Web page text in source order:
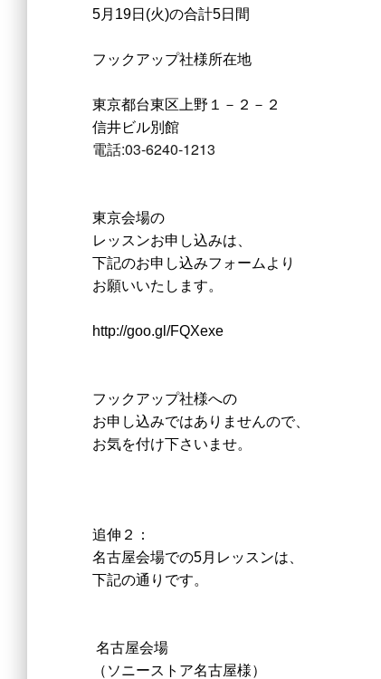
5月19日(火)の合計5日間
フックアップ社様所在地
東京都台東区上野１－２－２
信井ビル別館
電話:03-6240-1213
東京会場の
レッスンお申し込みは、
下記のお申し込みフォームより
お願いいたします。
http://goo.gl/FQXexe
フックアップ社様への
お申し込みではありませんので、
お気を付け下さいませ。
追伸２：
名古屋会場での5月レッスンは、
下記の通りです。
名古屋会場
（ソニーストア名古屋様）